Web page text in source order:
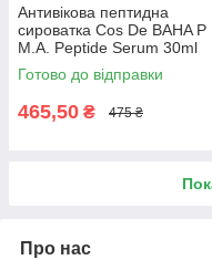
Антивікова пептидна
сироватка Cos De BAHA P
M.A. Peptide Serum 30ml
Готово до відправки
465,50 ₴ 475 ₴
Про нас